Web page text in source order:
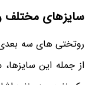
سایزهای
روتختی های سه
از جمله این